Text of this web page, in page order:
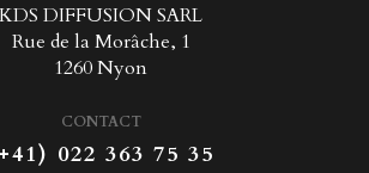
KDS DIFFUSION SARL
Rue de la Morâche, 1
1260 Nyon
CONTACT
022 363 75 35